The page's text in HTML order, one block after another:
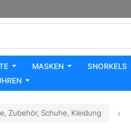
MASKEN SNORKELS
Zubehör, Schuhe, Kleidung